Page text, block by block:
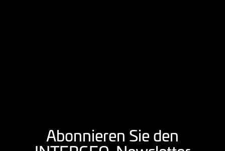
Abonnieren Sie den